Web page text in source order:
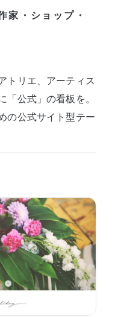
家・ショップ・
トリエ、アーティス
「公式」の看板を。
の公式サイト型テー